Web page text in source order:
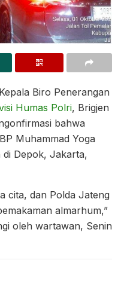
Kepala Biro Penerangan
Humas Polri, Brigjen
bahwa
Muhammad Yoga
di Depok, Jakarta,
cita, dan Polda Jateng
almarhum,”
oleh wartawan, Senin